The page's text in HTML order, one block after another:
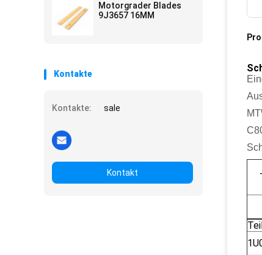
Motorgrader Blades
9J3657 16MM
Kontakte
Kontakte: sale
Kontakt